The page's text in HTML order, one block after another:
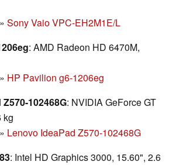
» Sony Vaio VPC-EH2M1E/L
: AMD Radeon HD 6470M,
» HP Pavilion g6-1206eg
102468G: NVIDIA GeForce GT
kg
» Lenovo IdeaPad Z570-102468G
: Intel HD Graphics 3000, 15.60", 2.6